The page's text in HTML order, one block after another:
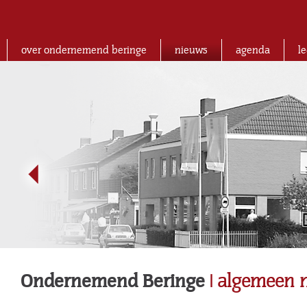
over ondernemend beringe nieuws agenda
Ondernemend Beringe | algemeen